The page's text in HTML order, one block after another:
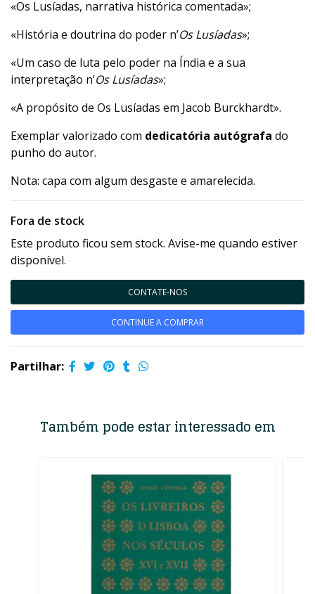
«Os Lusíadas, narrativa histórica comentada»;
«História e doutrina do poder n’Os Lusíadas»;
«Um caso de luta pelo poder na Índia e a sua
interpretação n’Os Lusíadas»;
«A propósito de Os Lusíadas em Jacob Burckhardt».
Exemplar valorizado com dedicatória autógrafa do
punho do autor.
Nota: capa com algum desgaste e amarelecida.
Fora de stock
Este produto ficou sem stock. Avise-me quando estiver
disponível.
CONTATE-NOS
CONTINUE A COMPRAR
Partilhar:
Também pode estar interessado em